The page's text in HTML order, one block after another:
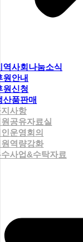
역사회나눔소식
원안내
원신청
산품판매
사항
공유자료실
운영회의
역량강화
사업&수탁자료